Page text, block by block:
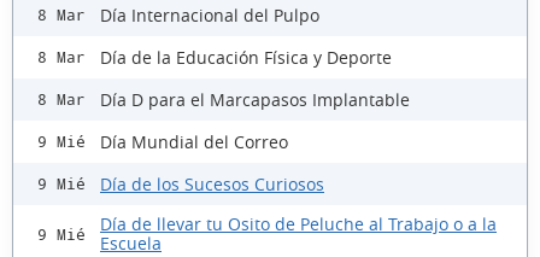
8 Mar Día Internacional del Pulpo
8 Mar Día de la Educación Física y Deporte
8 Mar Día D para el Marcapasos Implantable
9 Mié Día Mundial del Correo
9 Mié Día de los Sucesos Curiosos
9 Mié
Día de llevar tu Osito de Peluche al Trabajo o a la
Escuela